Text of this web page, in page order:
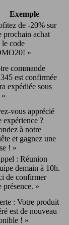
Exemple
de -20% sur
prochain achat
le code
»
commande
est confirmée
expédiée sous
vous apprécié
expérience ?
à notre
et gagnez une
! »
: Réunion
demain à 10h.
de confirmer
présence. »
: Votre produit
est de nouveau
! »